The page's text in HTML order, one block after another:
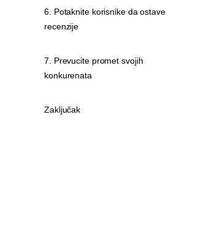
6. Potaknite korisnike da ostave
recenzije
7. Prevucite promet svojih
konkurenata
Zaključak